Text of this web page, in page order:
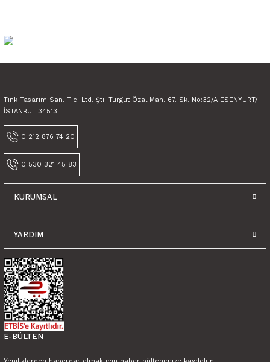
Tink Tasarım San. Tic. Ltd. Şti. Turgut Özal Mah. 67. Sk. No:32/A ESENYURT/
İSTANBUL 34513
0 212 876 74 20
0 530 321 45 83
KURUMSAL
YARDIM
E-BÜLTEN